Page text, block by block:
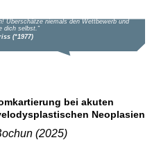
bei akuten
Neoplasien
(2025)